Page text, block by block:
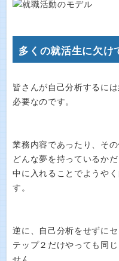
多くの就活生に欠け
皆さんが自己分析するに
必要なのです。
業務内容であったり、そ
どんな夢を持っているか
中に入れることでようや
す。
逆に、自己分析をせずに
テップ２だけやっても同